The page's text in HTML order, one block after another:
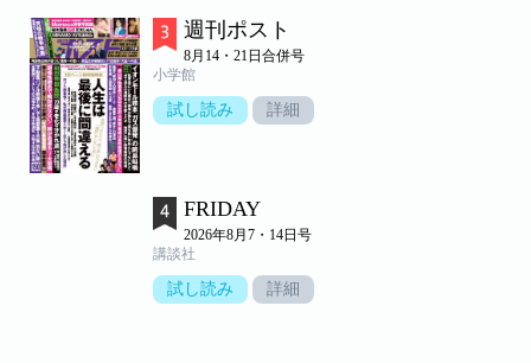
週刊ポスト
8月14・21日合併号
小学館
試し読み 詳細
FRIDAY
2026年8月7・14日号
講談社
試し読み 詳細